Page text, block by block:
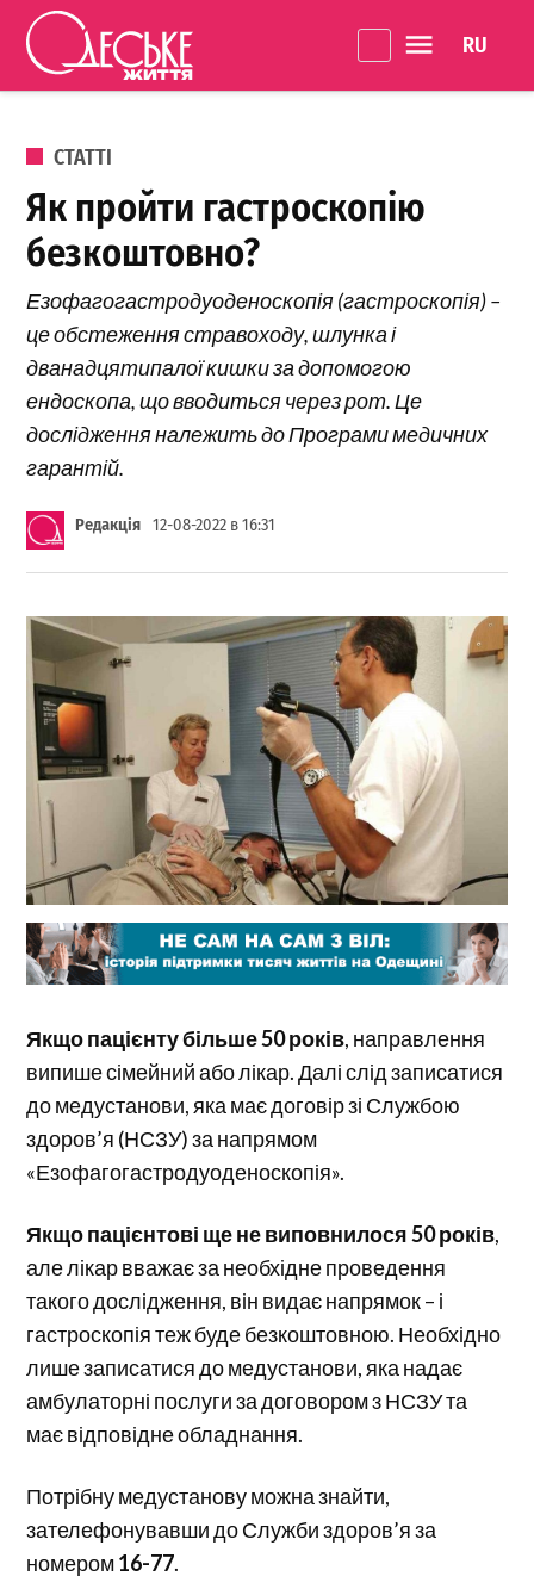
Перейти до вмісту
Життя
ОПУБЛІКОВАНО В
СТАТТІ
Як пройти гастроскопію
безкоштовно?
Езофагогастродуоденоскопія (гастроскопія) –
це обстеження стравоходу, шлунка і
дванадцятипалої кишки за допомогою
ендоскопа, що вводиться через рот. Це
дослідження належить до Програми медичних
гарантій.
Редакція 12-08-2022 в 16:31
Якщо пацієнту більше 50 років, направлення
випише сімейний або лікар. Далі слід записатися
до медустанови, яка має договір зі Службою
здоров’я (НСЗУ) за напрямом
«Езофагогастродуоденоскопія».
Якщо пацієнтові ще не виповнилося 50 років,
але лікар вважає за необхідне проведення
такого дослідження, він видає напрямок – і
гастроскопія теж буде безкоштовною. Необхідно
лише записатися до медустанови, яка надає
амбулаторні послуги за договором з НСЗУ та
має відповідне обладнання.
Потрібну медустанову можна знайти,
зателефонувавши до Служби здоров’я за
номером16-77.